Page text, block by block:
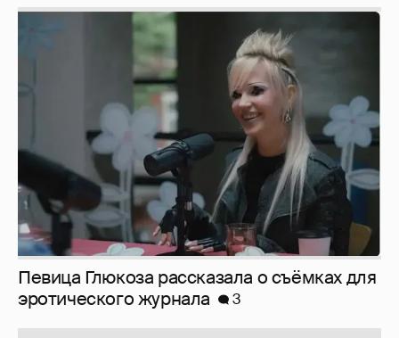
Певица Глюкоза рассказала о съёмках для
эротического журнала
3